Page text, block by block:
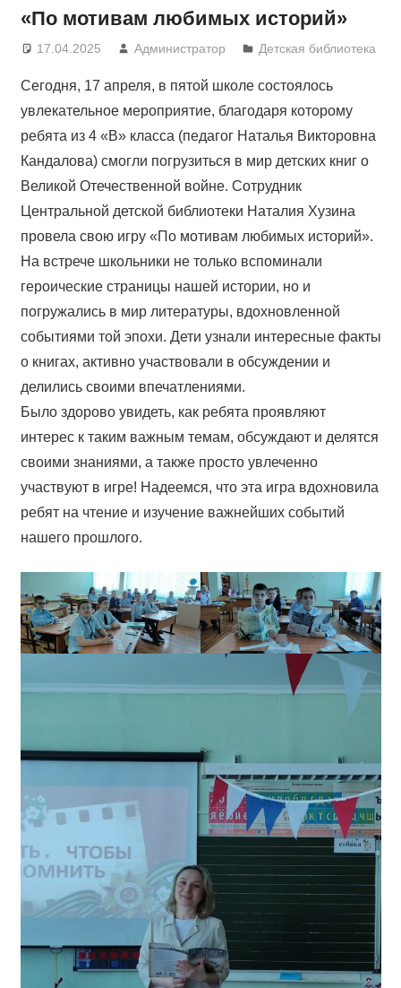
«По мотивам любимых историй»
17.04.2025 Администратор Детская библиотека
Сегодня, 17 апреля, в пятой школе состоялось
увлекательное мероприятие, благодаря которому
ребята из 4 «В» класса (педагог Наталья Викторовна
Кандалова) смогли погрузиться в мир детских книг о
Великой Отечественной войне. Сотрудник
Центральной детской библиотеки Наталия Хузина
провела свою игру «По мотивам любимых историй».
На встрече школьники не только вспоминали
героические страницы нашей истории, но и
погружались в мир литературы, вдохновленной
событиями той эпохи. Дети узнали интересные факты
о книгах, активно участвовали в обсуждении и
делились своими впечатлениями.
Было здорово увидеть, как ребята проявляют
интерес к таким важным темам, обсуждают и делятся
своими знаниями, а также просто увлеченно
участвуют в игре! Надеемся, что эта игра вдохновила
ребят на чтение и изучение важнейших событий
нашего прошлого.